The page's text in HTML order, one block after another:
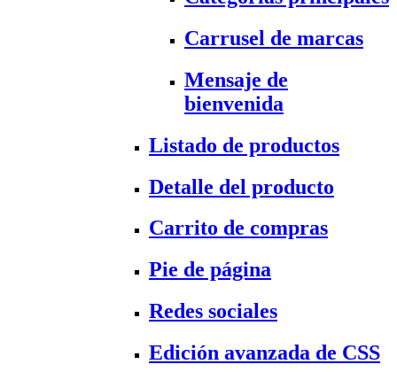
Carrusel de marcas
Mensaje de
bienvenida
Listado de productos
Detalle del producto
Carrito de compras
Pie de página
Redes sociales
Edición avanzada de CSS